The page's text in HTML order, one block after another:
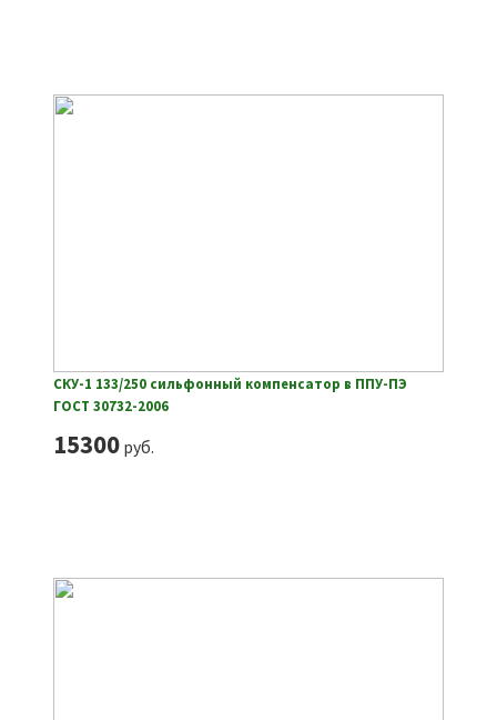
СКУ-1 133/250 сильфонный компенсатор в ППУ-ПЭ
ГОСТ 30732-2006
15300руб.